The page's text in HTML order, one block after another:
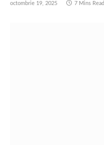
octombrie 19, 2025 7 Mins Read